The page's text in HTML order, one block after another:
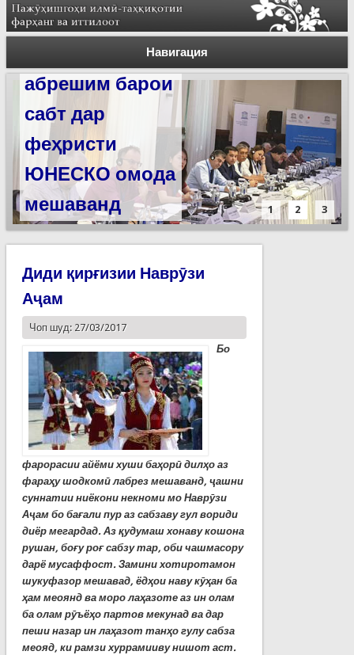
Навигация
Силсилаи
ёдгориҳои роҳи
абрешим барои
сабт дар
феҳристи
ЮНЕСКО омода
мешаванд
1 2 3
Диди қирғизии Наврӯзи
Аҷам
Чоп шуд: 27/03/2017
Бо
фарорасии айёми хуши баҳорӣ дилҳо аз
фараҳу шодкомӣ лабрез мешаванд, ҷашни
суннатии ниёкони некноми мо Наврӯзи
Аҷам бо бағали пур аз сабзаву гул вориди
диёр мегардад. Аз қудумаш хонаву кошона
рушан, боғу роғ сабзу тар, оби чашмасору
дарё мусаффост. Замини хотиротамон
шукуфазор мешавад, ёдҳои наву кӯҳан ба
ҳам меоянд ва моро лаҳазоте аз ин олам
ба олам рӯъёҳо партов мекунад ва дар
пеши назар ин лаҳазот танҳо гулу сабза
меояд, ки рамзи хуррамииву нишот аст.